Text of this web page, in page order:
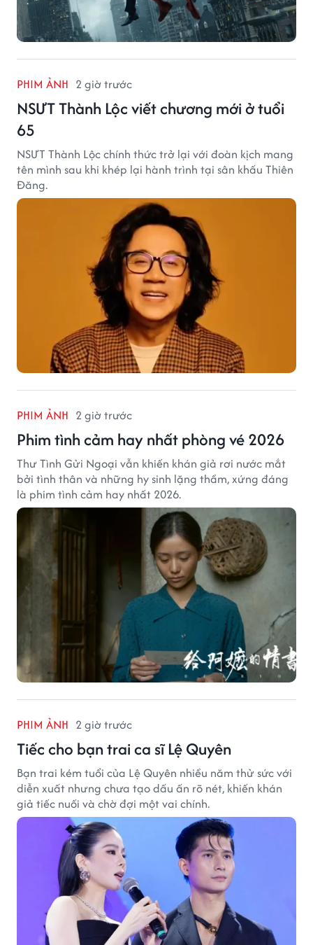
PHIM ẢNH 2 giờ trước
NSƯT Thành Lộc viết chương mới ở tuổi
65
NSƯT Thành Lộc chính thức trở lại với đoàn kịch mang
tên mình sau khi khép lại hành trình tại sân khấu Thiên
Đăng.
PHIM ẢNH 2 giờ trước
Phim tình cảm hay nhất phòng vé 2026
Thư Tình Gửi Ngoại vẫn khiến khán giả rơi nước mắt
bởi tình thân và những hy sinh lặng thầm, xứng đáng
là phim tình cảm hay nhất 2026.
PHIM ẢNH 2 giờ trước
Tiếc cho bạn trai ca sĩ Lệ Quyên
Bạn trai kém tuổi của Lệ Quyên nhiều năm thử sức với
diễn xuất nhưng chưa tạo dấu ấn rõ nét, khiến khán
giả tiếc nuối và chờ đợi một vai chính.